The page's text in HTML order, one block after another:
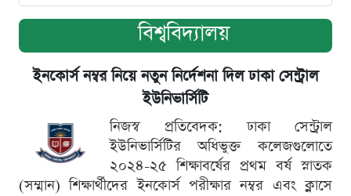
বিশ্ববিদ্যালয়
ইনকোর্স নম্বর নিয়ে নতুন নির্দেশনা দিল ঢাকা সেন্ট্রাল
ইউনিভার্সিটি
নিজস্ব প্রতিবেদক: ঢাকা সেন্ট্রাল
ইউনিভার্সিটির অধিভুক্ত কলেজগুলোতে
২০২৪-২৫ শিক্ষাবর্ষের প্রথম বর্ষ স্নাতক
(সম্মান) শিক্ষার্থীদের ইনকোর্স পরীক্ষার নম্বর এবং ক্লাসে